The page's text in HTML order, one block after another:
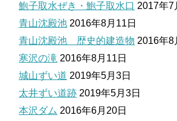
鮑子取水ぜき・鮑子取水口 2017年7
青山沈殿池 2016年8月11日
青山沈殿池 歴史的建造物 2016年8
寒沢の滝 2016年8月11日
城山ずい道 2019年5月3日
太井ずい道跡 2019年5月3日
本沢ダム 2016年6月20日